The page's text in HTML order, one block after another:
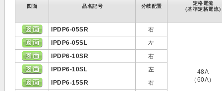
図面 品名記号 分岐配置
定格電流
（基準定格電流
IPDP6-05SR 右
48A
（60A）
IPDP6-05SL
左
IPDP6-10SR
右
IPDP6-10SL
左
IPDP6-15SR
右